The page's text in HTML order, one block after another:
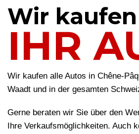
Wir kaufen
IHR
Wir kaufen alle Autos in Chêne-
Waadt und in der gesamten
Gerne beraten wir Sie über den
Ihre Verkaufsmöglichkeiten. Auch